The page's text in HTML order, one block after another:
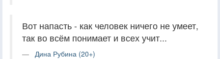
Вот напасть - как человек ничего не умеет,
так во всём понимает и всех учит...
Дина Рубина (20+)